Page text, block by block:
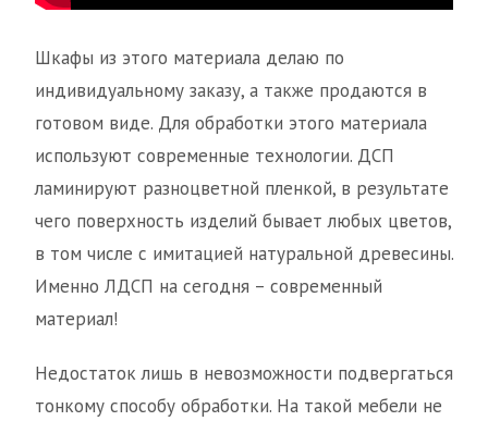
Шкафы из этого материала делаю по
индивидуальному заказу, а также продаются в
готовом виде. Для обработки этого материала
используют современные технологии. ДСП
ламинируют разноцветной пленкой, в результате
чего поверхность изделий бывает любых цветов,
в том числе с имитацией натуральной древесины.
Именно ЛДСП на сегодня – современный
материал!
Недостаток лишь в невозможности подвергаться
тонкому способу обработки. На такой мебели не